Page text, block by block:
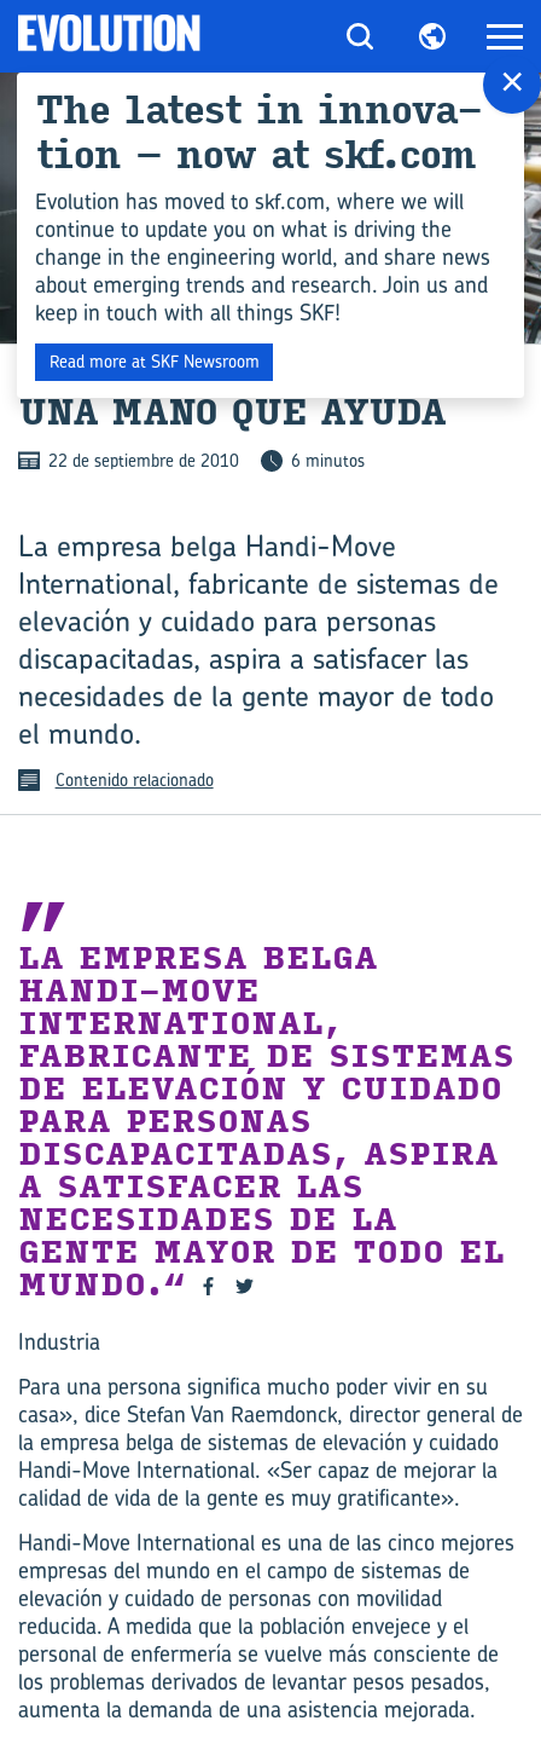
INDUSTRIA
UNA MANO QUE AYUDA
22 de septiembre de 2010 6 minutos
La empresa belga Handi-Move
International, fabricante de sistemas de
elevación y cuidado para personas
discapacitadas, aspira a satisfacer las
necesidades de la gente mayor de todo
el mundo.
Contenido relacionado
LA EMPRESA BELGA
HANDI-MOVE
INTERNATIONAL,
FABRICANTE DE SISTEMAS
DE ELEVACIÓN Y CUIDADO
PARA PERSONAS
DISCAPACITADAS, ASPIRA
A SATISFACER LAS
NECESIDADES DE LA
GENTE MAYOR DE TODO EL
MUNDO.
Industria
Para una persona significa mucho poder vivir en su
casa», dice Stefan Van Raemdonck, director general de
la empresa belga de sistemas de elevación y cuidado
Handi-Move International. «Ser capaz de mejorar la
calidad de vida de la gente es muy gratificante».
Handi-Move International es una de las cinco mejores
empresas del mundo en el campo de sistemas de
elevación y cuidado de personas con movilidad
reducida. A medida que la población envejece y el
personal de enfermería se vuelve más consciente de
los problemas derivados de levantar pesos pesados,
aumenta la demanda de una asistencia mejorada.
×
The la­test in in­no­va­
tion – now at skf.com
Evolution has moved to skf.com, where we will
continue to update you on what is driving the
change in the engineering world, and share news
about emerging trends and research. Join us and
keep in touch with all things SKF!
Read more at SKF Newsroom